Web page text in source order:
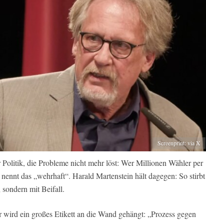
Screenprint: via X
Politik, die Probleme nicht mehr löst: Wer Millionen Wähler per
das „wehrhaft“. Harald Martenstein hält dagegen: So stirbt
mit Beifall.
ein großes Etikett an die Wand gehängt: „Prozess gegen